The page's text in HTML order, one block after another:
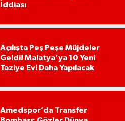
İddiası
Açılışta Peş Peşe Müjdeler
Geldi! Malatya'ya 10 Yeni
Taziye Evi Daha Yapılacak
Amedspor’da Transfer